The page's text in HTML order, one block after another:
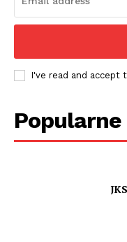
I've read and accept
Popularne